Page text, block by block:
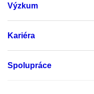
Výzkum
Kariéra
Spolupráce